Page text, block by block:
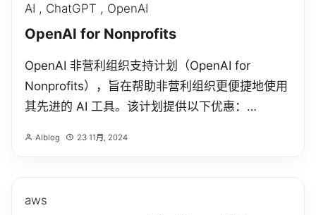
AI , ChatGPT , OpenAI
OpenAI for Nonprofits
OpenAI 非营利组织支持计划（OpenAI for
Nonprofits），旨在帮助非营利组织更便捷地使用
其先进的 AI 工具。该计划提供以下优惠：
Enterprise 提供给大型非营利组织(150人及以...
AIblog 23 11月, 2024
aws